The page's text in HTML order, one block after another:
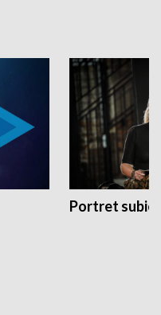
Portret